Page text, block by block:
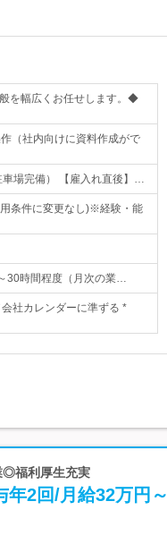
を幅広くお任せします。◆
（社内向けに資料作成がで
場完備） 【雇入れ直後】…
条件に変更なし)※経験・能
30時間程度（月次の業…
社カレンダーに準ずる *
◎福利厚生充実
2回/月給32万円～